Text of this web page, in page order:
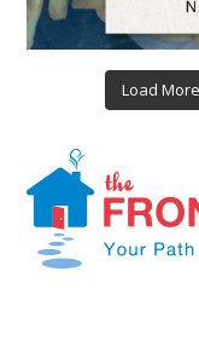
Load More